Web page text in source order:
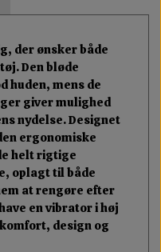
der ønsker både
Den bløde
huden, mens de
giver mulighed
nydelse. Designet
ergonomiske
helt rigtige
oplagt til både
at rengøre efter
en vibrator i høj
design og